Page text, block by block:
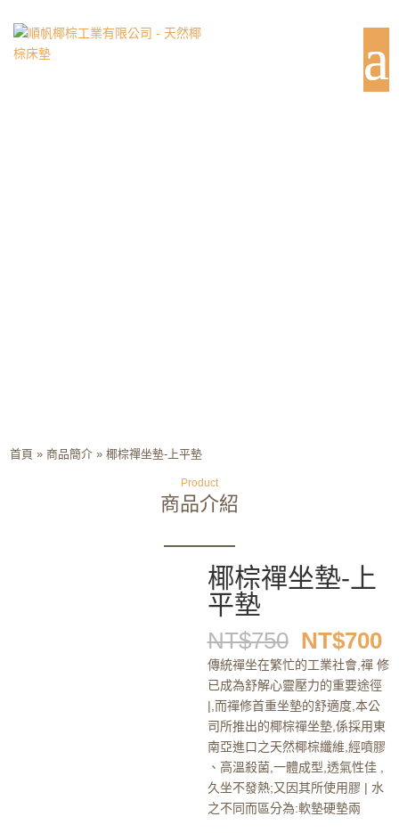
首頁 »商品簡介 »椰棕禪坐墊-上平墊
Product
商品介紹
椰棕禪坐墊-上
平墊
NT$750 原
始
價
格：
NT$750
NT$700
傳統禪坐在繁忙的工業社會,禪 修
已成為舒解心靈壓力的重要途徑
|,而禪修首重坐墊的舒適度,本公
司所推出的椰棕禪坐墊,係採用東
南亞進口之天然椰棕纖維,經噴膠
、高溫殺菌,一體成型,透氣性佳 ,
久坐不發熱;又因其所使用膠 | 水
之不同而區分為:軟墊硬墊兩